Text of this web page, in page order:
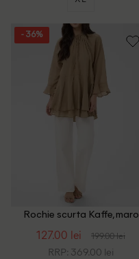
- 36%
Rochie scurta Kaffe, maro
127.00 lei 199.00 lei
RRP: 369.00 lei